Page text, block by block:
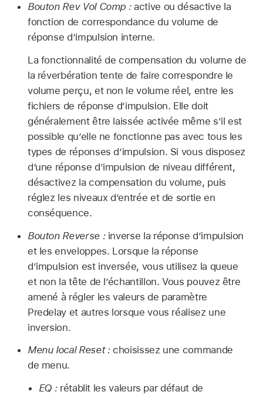
Bouton Rev Vol Comp :active ou désactive la
fonction de correspondance du volume de
réponse d’impulsion interne.
La fonctionnalité de compensation du volume de
la réverbération tente de faire correspondre le
volume perçu, et non le volume réel, entre les
fichiers de réponse d’impulsion. Elle doit
généralement être laissée activée même s’il est
possible qu’elle ne fonctionne pas avec tous les
types de réponses d’impulsion. Si vous disposez
d’une réponse d’impulsion de niveau différent,
désactivez la compensation du volume, puis
réglez les niveaux d’entrée et de sortie en
conséquence.
Bouton Reverse :inverse la réponse d’impulsion
et les enveloppes. Lorsque la réponse
d’impulsion est inversée, vous utilisez la queue
et non la tête de l’échantillon. Vous pouvez être
amené à régler les valeurs de paramètre
Predelay et autres lorsque vous réalisez une
inversion.
Menu local Reset :choisissez une commande
de menu.
EQ :rétablit les valeurs par défaut de